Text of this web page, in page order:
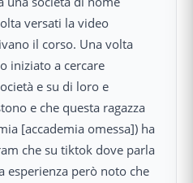
versati la video
il corso. Una volta
iniziato a cercare
e su di loro e
e che questa ragazza
[accademia omessa]) ha
che su tiktok dove parla
esperienza però noto che